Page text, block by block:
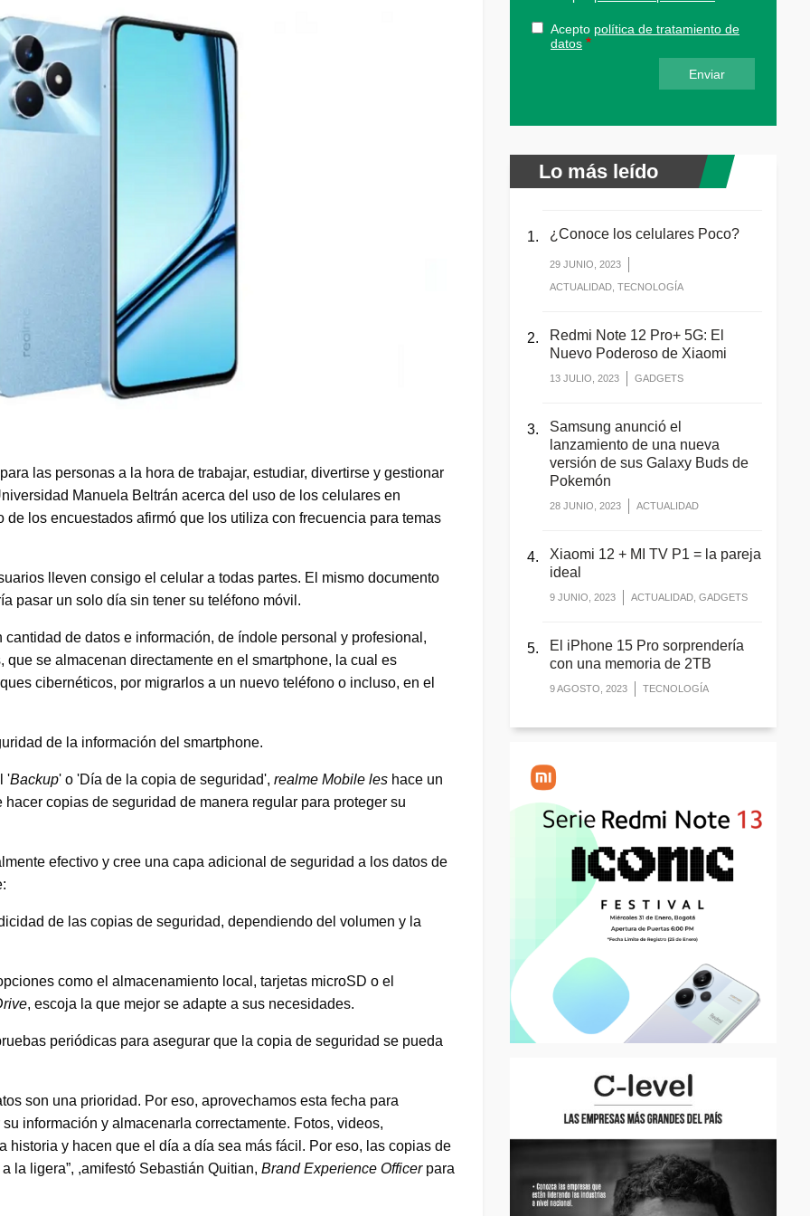
las personas a la hora de trabajar, estudiar, divertirse y gestionar
Manuela Beltrán acerca del uso de los celulares en
los encuestados afirmó que los utiliza con frecuencia para temas
lleven consigo el celular a todas partes. El mismo documento
pasar un solo día sin tener su teléfono móvil.
de datos e información, de índole personal y profesional,
se almacenan directamente en el smartphone, la cual es
cibernéticos, por migrarlos a un nuevo teléfono o incluso, en el
de la información del smartphone.
'Backup' o 'Día de la copia de seguridad', realme Mobile les hace un
copias de seguridad de manera regular para proteger su
efectivo y cree una capa adicional de seguridad a los datos de
de las copias de seguridad, dependiendo del volumen y la
como el almacenamiento local, tarjetas microSD o el
, escoja la que mejor se adapte a sus necesidades.
periódicas para asegurar que la copia de seguridad se pueda
son una prioridad. Por eso, aprovechamos esta fecha para
información y almacenarla correctamente. Fotos, videos,
historia y hacen que el día a día sea más fácil. Por eso, las copias de
la ligera”, ,amifestó Sebastián Quitian, Brand Experience Officerpara
Acepto política de tratamiento de
datos
Lo más leído
¿Conoce los celulares Poco?
29 JUNIO, 2023
ACTUALIDAD, TECNOLOGÍA
Redmi Note 12 Pro+ 5G: El
Nuevo Poderoso de Xiaomi
13 JULIO, 2023 GADGETS
Samsung anunció el
lanzamiento de una nueva
versión de sus Galaxy Buds de
Pokemón
28 JUNIO, 2023 ACTUALIDAD
Xiaomi 12 + MI TV P1 = la pareja
ideal
9 JUNIO, 2023 ACTUALIDAD, GADGETS
El iPhone 15 Pro sorprendería
con una memoria de 2TB
9 AGOSTO, 2023 TECNOLOGÍA